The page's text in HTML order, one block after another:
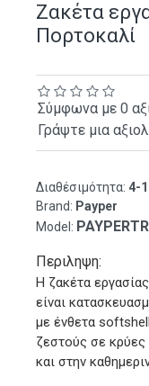
Ζακέτα
Πορτοκαλί
Διαθέσιμότητα: 4-
Brand: Payper
Model:
Σύμφωνα με 0
Γράψτε μια
Περιληψη:
Η ζακέτα
είναι
με ένθετα
ζεστούς σε κρύες
και στην